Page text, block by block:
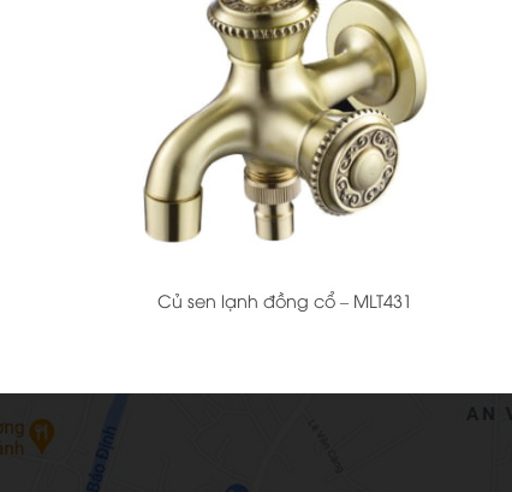
Củ sen lạnh đồng cổ – MLT431